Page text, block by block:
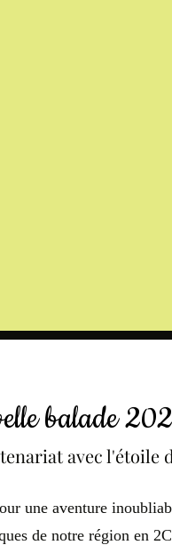
balade
avec l'étoile
une aventure
de notre région en